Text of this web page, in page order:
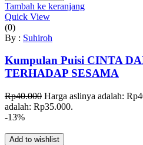
Tambah ke keranjang
Quick View
(0)
By : Suhiroh
Kumpulan Puisi CINTA
TERHADAP SESAMA
Rp40.000 Harga aslinya adalah:
adalah: Rp35.000.
-13%
Add to wishlist